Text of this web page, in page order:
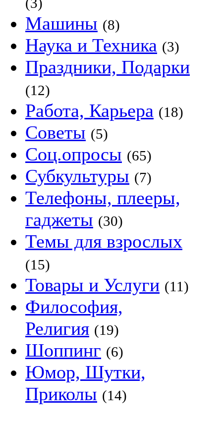
Машины (8)
Наука и Техника (3)
Праздники, Подарки
(12)
Работа, Карьера (18)
Советы (5)
Соц.опросы (65)
Субкультуры (7)
Телефоны, плееры,
гаджеты (30)
Темы для взрослых
(15)
Товары и Услуги (11)
Философия,
Религия (19)
Шоппинг (6)
Юмор, Шутки,
Приколы (14)